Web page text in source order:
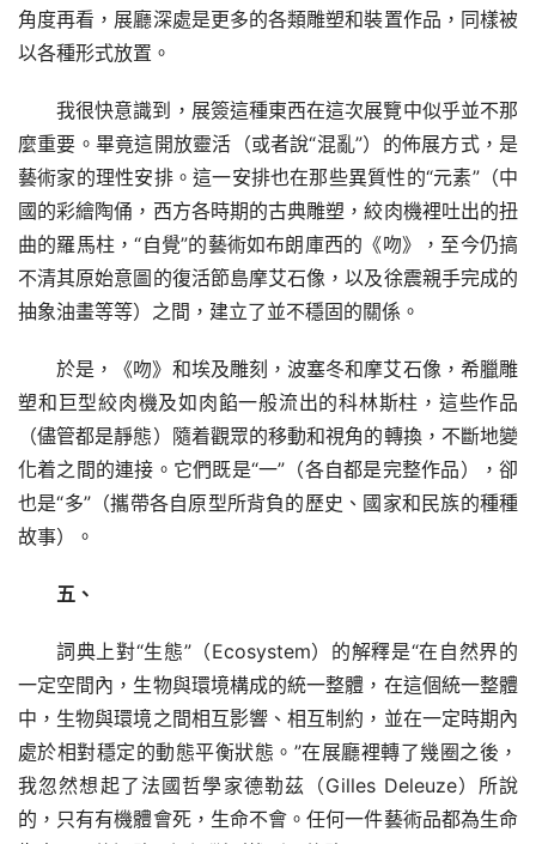
角度再看，展廳深處是更多的各類雕塑和裝置作品，同樣被
以各種形式放置。
我很快意識到，展簽這種東西在這次展覽中似乎並不那
麼重要。畢竟這開放靈活（或者說“混亂”）的佈展方式，是
藝術家的理性安排。這一安排也在那些異質性的“元素”（中
國的彩繪陶俑，西方各時期的古典雕塑，絞肉機裡吐出的扭
曲的羅馬柱，“自覺”的藝術如布朗庫西的《吻》，至今仍搞
不清其原始意圖的復活節島摩艾石像，以及徐震親手完成的
抽象油畫等等）之間，建立了並不穩固的關係。
於是，《吻》和埃及雕刻，波塞冬和摩艾石像，希臘雕
塑和巨型絞肉機及如肉餡一般流出的科林斯柱，這些作品
（儘管都是靜態）隨着觀眾的移動和視角的轉換，不斷地變
化着之間的連接。它們既是“一”（各自都是完整作品），卻
也是“多”（攜帶各自原型所背負的歷史、國家和民族的種種
故事）。
五、
詞典上對“生態”（Ecosystem）的解釋是“在自然界的
一定空間內，生物與環境構成的統一整體，在這個統一整體
中，生物與環境之間相互影響、相互制約，並在一定時期內
處於相對穩定的動態平衡狀態。”在展廳裡轉了幾圈之後，
我忽然想起了法國哲學家德勒茲（Gilles Deleuze）所說
的，只有有機體會死，生命不會。任何一件藝術品都為生命